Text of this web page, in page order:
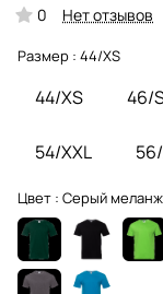
0 Нет отзывов
Размер : 44/XS
44/XS 46/
54/XXL
Цвет : Серый меланж